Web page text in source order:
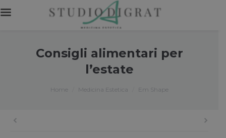
Consigli alimentari per
l’estate
You are here:Home Medicina Estetica Em Shape